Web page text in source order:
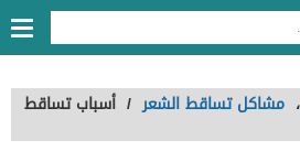
، مشاكل تساقط الشعر / أسباب تساقط